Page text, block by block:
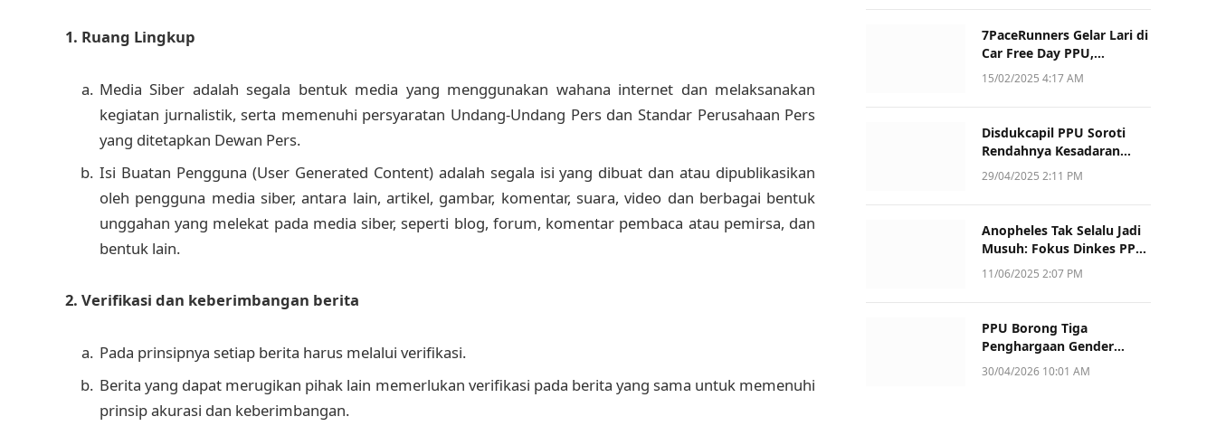
1. Ruang Lingkup
Media Siber adalah segala bentuk media yang menggunakan wahana internet dan melaksanakan
kegiatan jurnalistik, serta memenuhi persyaratan Undang-Undang Pers dan Standar Perusahaan Pers
yang ditetapkan Dewan Pers.
Isi Buatan Pengguna (User Generated Content) adalah segala isi yang dibuat dan atau dipublikasikan
oleh pengguna media siber, antara lain, artikel, gambar, komentar, suara, video dan berbagai bentuk
unggahan yang melekat pada media siber, seperti blog, forum, komentar pembaca atau pemirsa, dan
bentuk lain.
2. Verifikasi dan keberimbangan berita
Pada prinsipnya setiap berita harus melalui verifikasi.
Berita yang dapat merugikan pihak lain memerlukan verifikasi pada berita yang sama untuk memenuhi
prinsip akurasi dan keberimbangan.
7PaceRunners Gelar Lari di
Car Free Day PPU,
Kampanye Gaya Hidup
15/02/2025 4:17 AM
Disdukcapil PPU Soroti
Rendahnya Kesadaran
Warga Soal Pelaporan
29/04/2025 2:11 PM
Anopheles Tak Selalu Jadi
Musuh: Fokus Dinkes PPU
Kini ke Penularan Aktif di
11/06/2025 2:07 PM
PPU Borong Tiga
Penghargaan Gender
Champion Kaltim 2026,
30/04/2026 10:01 AM